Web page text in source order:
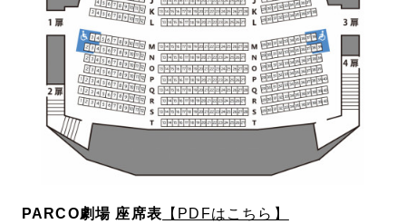
PARCO劇場 座席表 【PDFはこちら】